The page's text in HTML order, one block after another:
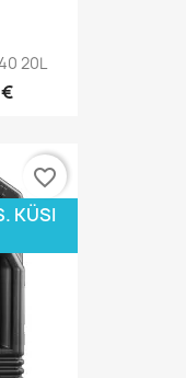
20L
KÜSI
favorite_border